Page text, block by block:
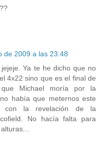
de 2009 a las 23:48
Ya te he dicho que no
4x22 sino que es el final de
Michael moría por la
había que meternos este
la revelación de la
No hacía falta para